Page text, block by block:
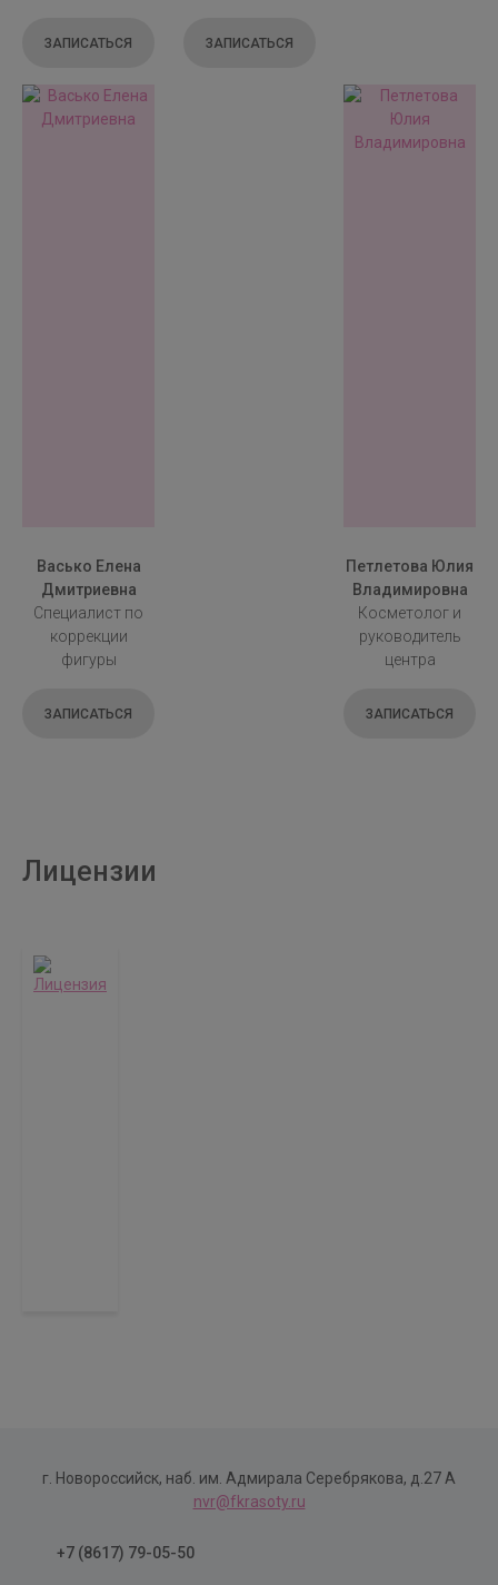
ЗАПИСАТЬСЯ ЗАПИСАТЬСЯ
Васько Елена
Дмитриевна
Специалист по
коррекции
фигуры
ЗАПИСАТЬСЯ
Петлетова Юлия
Владимировна
Косметолог и
руководитель
центра
ЗАПИСАТЬСЯ
Лицензии
г. Новороссийск, наб. им. Адмирала Серебрякова, д.27 А
nvr@fkrasoty.ru
+7 (8617) 79-05-50